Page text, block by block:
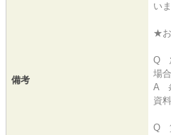
備考
い
★お
Q
場
A
資
Q